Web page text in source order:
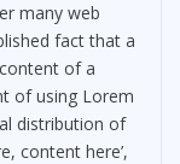
many web
fact that a
of a
of using Lorem
distribution of
content here’,